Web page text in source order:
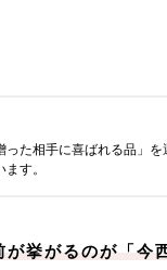
た相手に喜ばれる品」を
す。
挙がるのが「今